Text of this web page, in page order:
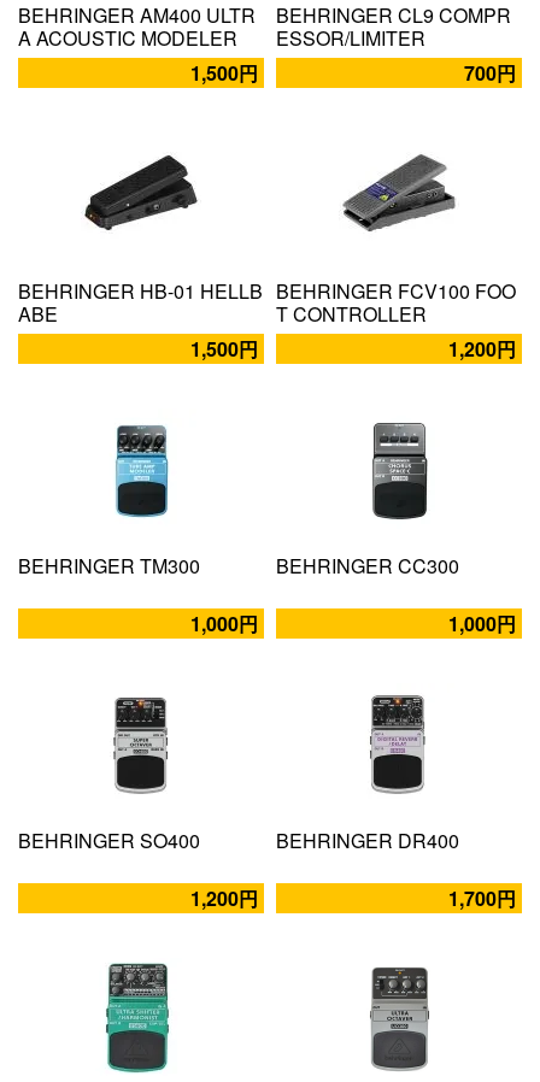
BEHRINGER AM400 ULTR
A ACOUSTIC MODELER
1,500円
BEHRINGER CL9 COMPR
ESSOR/LIMITER
700円
BEHRINGER HB-01 HELLB
ABE
1,500円
BEHRINGER FCV100 FOO
T CONTROLLER
1,200円
BEHRINGER TM300
1,000円
BEHRINGER CC300
1,000円
BEHRINGER SO400
1,200円
BEHRINGER DR400
1,700円